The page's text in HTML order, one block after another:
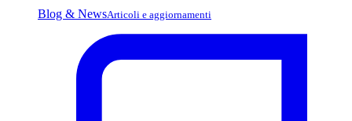
Blog & NewsArticoli e aggiornamenti